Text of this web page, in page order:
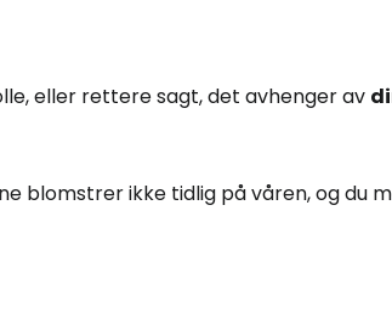
eller rettere sagt, det avhenger av
blomstrer ikke tidlig på våren, og du